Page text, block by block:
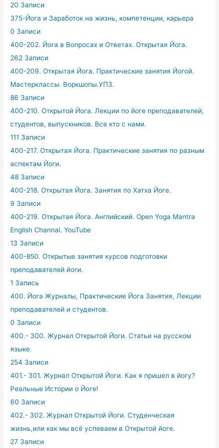
20 Записи
375-Йога и Заработок на жизнь, компетенции, карьера
0 Записи
400-202. Йога в Вопросах и Ответах. Открытая Йога.
262 Записи
400-209. Открытая Йога. Практические занятия Йогой.
Мастерклассы. Воркшопы.УПЗ.
86 Записи
400-210. Открытой Йога. Лекции по йоге преподавателей,
студентов, выпускников. Все кто с нами.
111 Записи
400-217. Открытая Йога. Практические занятия по разным
аспектам Йоги.
48 Записи
400-218. Открытая Йога. Занятия по Хатха Йоге.
9 Записи
400-219. Открытая Йога. Английский. Open Yoga Mantra
English Channal. YouTube
13 Записи
400-850. Открытые занятия курсов подготовки
преподавателей йоги.
1 Запись
400. Йога Журналы, Практические Йога Занятия, Лекции
преподавателей и студентов.
0 Записи
400.- 300. Журнал Открытой Йоги. Статьи на русском
языке.
254 Записи
401.- 301. Журнал Открытой Йоги. Как я пришел в йогу?
Реальные Истории о Йоге!
60 Записи
402.- 302. Журнал Открытой Йоги. Студенческая
жизнь,или как мы всё успеваем в Открытой йоге.
27 Записи